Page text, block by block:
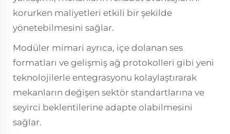
korurken maliyetleri etkili bir şekilde
yönetebilmesini sağlar.
Modüler mimari ayrıca, içe dolanan ses
formatları ve gelişmiş ağ protokolleri gibi yeni
teknolojilerle entegrasyonu kolaylaştırarak
mekanların değişen sektör standartlarına ve
seyirci beklentilerine adapte olabilmesini
sağlar.